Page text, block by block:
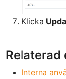
Klicka
Relaterad
Interna